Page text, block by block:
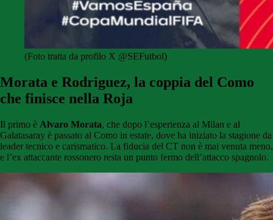
(Foto tratta da profilo X @SEFutbol)
Morata e Rodriguez, la coppia del Como
che finisce nella Roja
Il primo è Alvaro Morata, che dopo l’esperienza al Milan e al
Galatasaray è passato al Como in estate, dove ha iniziato la stagione da
leader tecnico e carismatico. La fiducia del CT non è mai venuta meno,
e l’ex attaccante rossonero resta un punto fermo dell’attacco spagnolo.